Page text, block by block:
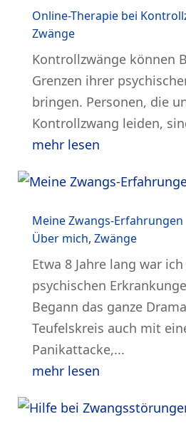
Online-Therapie bei
Zwänge
Kontrollzwänge können
Grenzen ihrer
bringen. Personen, die
Kontrollzwang leiden,
mehr lesen
Meine Zwangs-Erfahrungen
Über mich, Zwänge
Etwa 8 Jahre lang war
psychischen
Begann das ganze
Teufelskreis auch mit
Panikattacke,...
mehr lesen